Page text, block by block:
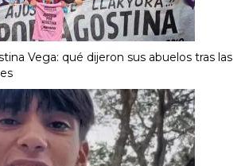
Vega: qué dijeron sus abuelos tras las